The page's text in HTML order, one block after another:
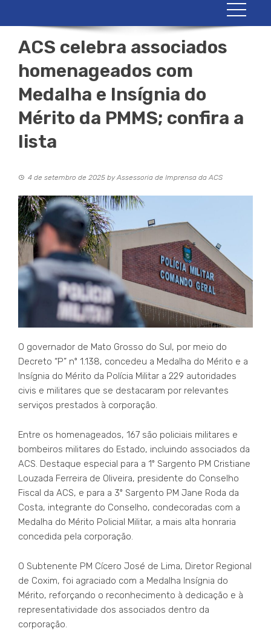
ACS celebra associados
homenageados com
Medalha e Insígnia do
Mérito da PMMS; confira a
lista
4 de setembro de 2025 byAssessoria de Imprensa da ACS
O governador de Mato Grosso do Sul, por meio do
Decreto “P” nº 1.138, concedeu a Medalha do Mérito e a
Insígnia do Mérito da Polícia Militar a 229 autoridades
civis e militares que se destacaram por relevantes
serviços prestados à corporação.
Entre os homenageados, 167 são policiais militares e
bombeiros militares do Estado, incluindo associados da
ACS. Destaque especial para a 1º Sargento PM Cristiane
Louzada Ferreira de Oliveira, presidente do Conselho
Fiscal da ACS, e para a 3º Sargento PM Jane Roda da
Costa, integrante do Conselho, condecoradas com a
Medalha do Mérito Policial Militar, a mais alta honraria
concedida pela corporação.
O Subtenente PM Cícero José de Lima, Diretor Regional
de Coxim, foi agraciado com a Medalha Insígnia do
Mérito, reforçando o reconhecimento à dedicação e à
representatividade dos associados dentro da
corporação.